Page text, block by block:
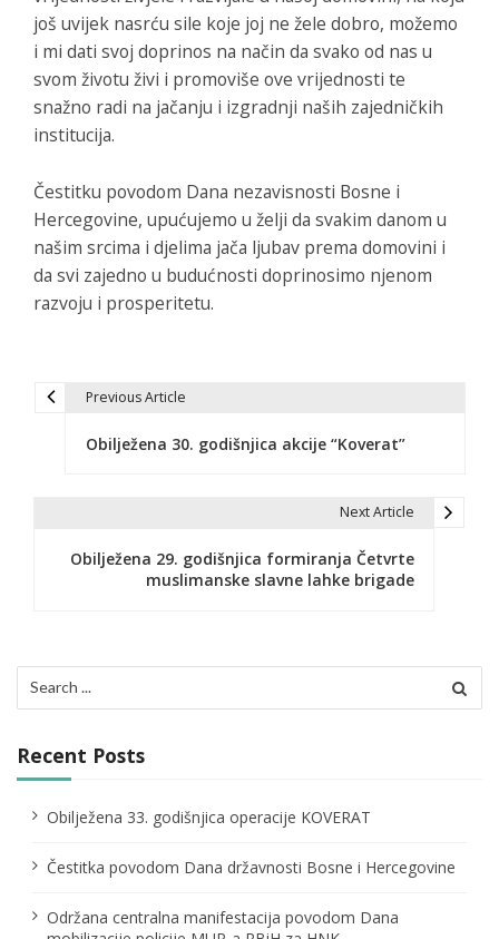
još uvijek nasrću sile koje joj ne žele dobro, možemo
i mi dati svoj doprinos na način da svako od nas u
svom životu živi i promoviše ove vrijednosti te
snažno radi na jačanju i izgradnji naših zajedničkih
institucija.
Čestitku povodom Dana nezavisnosti Bosne i
Hercegovine, upućujemo u želji da svakim danom u
našim srcima i djelima jača ljubav prema domovini i
da svi zajedno u budućnosti doprinosimo njenom
razvoju i prosperitetu.
v
i
a
t
i
Previous Article
Obilježena 30. godišnjica akcije “Koverat”
Next Article
Obilježena 29. godišnjica formiranja Četvrte
muslimanske slavne lahke brigade
for:
Recent Posts
Obilježena 33. godišnjica operacije KOVERAT
Čestitka povodom Dana državnosti Bosne i Hercegovine
Održana centralna manifestacija povodom Dana